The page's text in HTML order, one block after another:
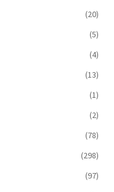
(20)
(5)
(4)
(13)
(1)
(2)
(78)
(298)
(97)